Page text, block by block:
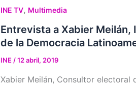
INE TV, Multimedia
Entrevista a Xabier Meilán,
de la Democracia
INE /12 abril, 2019
Xabier Meilán, Consultor electoral